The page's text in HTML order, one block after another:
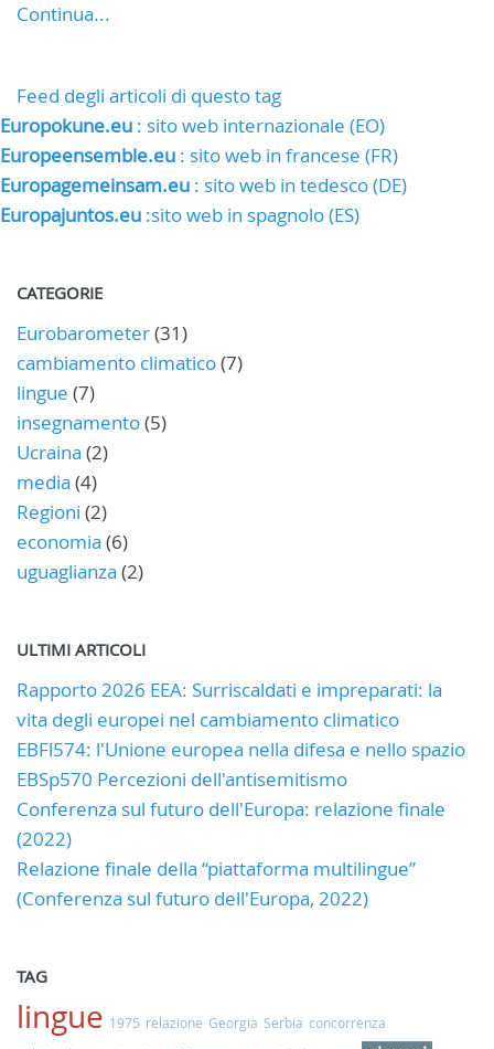
Continua...
Feed degli articoli di questo tag
Europokune.eu : sito web internazionale (EO)
Europeensemble.eu : sito web in francese (FR)
Europagemeinsam.eu : sito web in tedesco (DE)
Europajuntos.eu :sito web in spagnolo (ES)
CATEGORIE
Eurobarometer(31)
cambiamento climatico(7)
lingue (7)
insegnamento(5)
Ucraina (2)
media (4)
Regioni (2)
economia (6)
uguaglianza (2)
ULTIMI ARTICOLI
Rapporto 2026 EEA: Surriscaldati e impreparati: la
vita degli europei nel cambiamento climatico
EBFl574: l'Unione europea nella difesa e nello spazio
EBSp570 Percezioni dell'antisemitismo
Conferenza sul futuro dell'Europa: relazione finale
(2022)
Relazione finale della “piattaforma multilingue”
(Conferenza sul futuro dell'Europa, 2022)
TAG
lingue 1975 relazione Georgia Serbia concorrenza